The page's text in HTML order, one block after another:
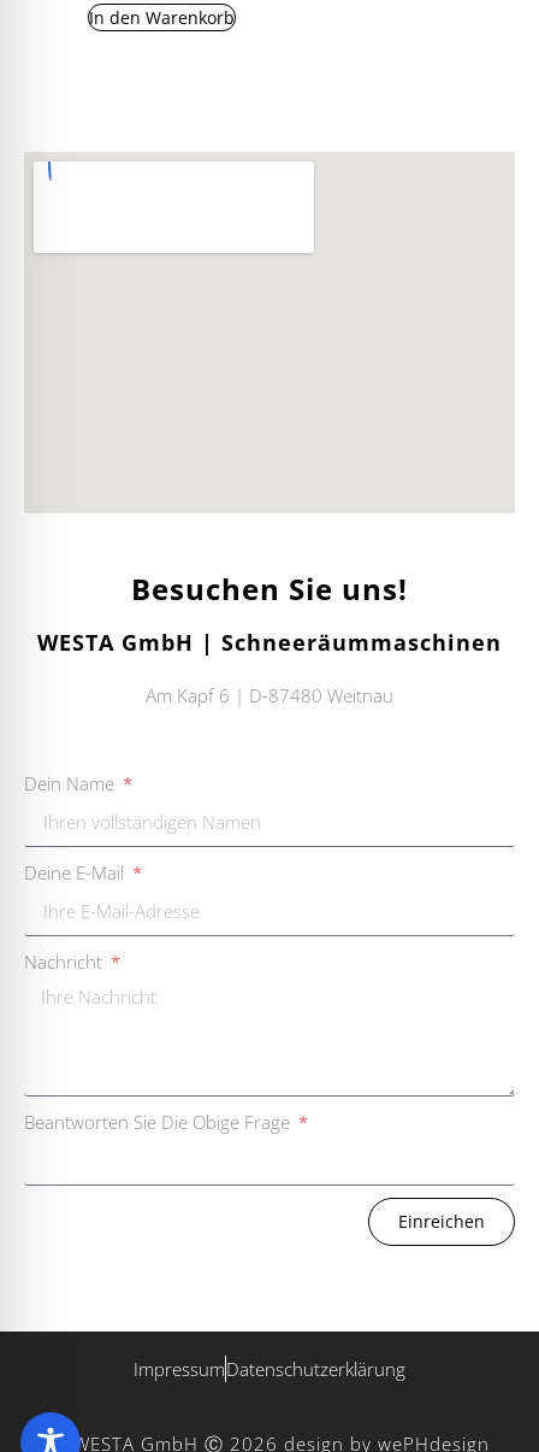
In den Warenkorb
Besuchen Sie uns!
WESTA GmbH | Schneeräummaschinen
Am Kapf 6 | D-87480 Weitnau
Dein Name
Deine E-Mail
Nachricht
Beantworten Sie Die Obige Frage
Einreichen
WESTA GmbH Ⓒ 2026 design by wePHdesign
ImpressumDatenschutzerklärung